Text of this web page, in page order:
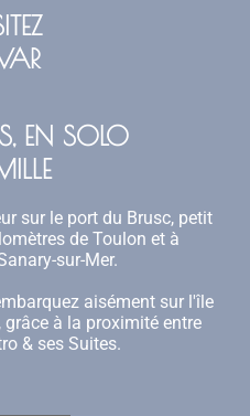
EN SOLO
sur le port du Brusc, petit
de Toulon et à
sur-Mer.
aisément sur l'île
à la proximité entre
& ses Suites.